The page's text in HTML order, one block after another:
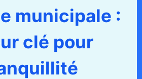
municipale :
clé pour